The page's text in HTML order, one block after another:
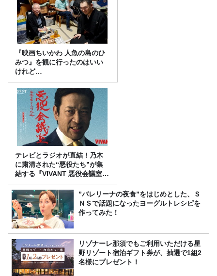
『映画ちいかわ 人魚の島のひ
みつ』を観に行ったのはいい
けれど…
テレビとラジオが直結！乃木
に粛清された“悪役たち”が集
結する『VIVANT 悪役会議室』
7/26(日)23時スタート！
”バレリーナの夜食”をはじめとした、Ｓ
ＮＳで話題になったヨーグルトレシピを
作ってみた！
リゾナーレ那須でもご利用いただける星
野リゾート宿泊ギフト券が、抽選で1組2
名様にプレゼント！